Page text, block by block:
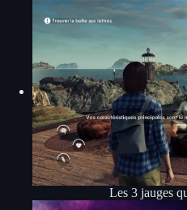
Les 3 jauges